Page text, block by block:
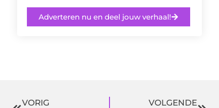
Adverteren nu en deel jouw verhaal!
VORIG VOLGENDE